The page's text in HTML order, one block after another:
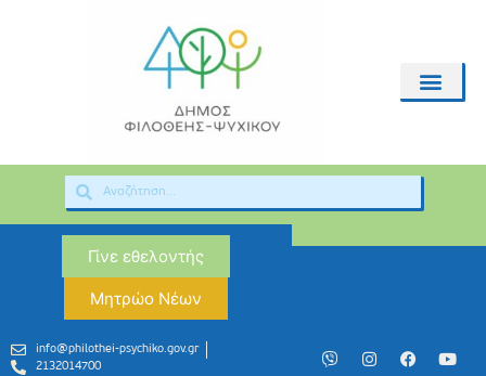
Γίνε εθελοντής
Μητρώο Νέων
info@philothei-psychiko.gov.gr
2132014700